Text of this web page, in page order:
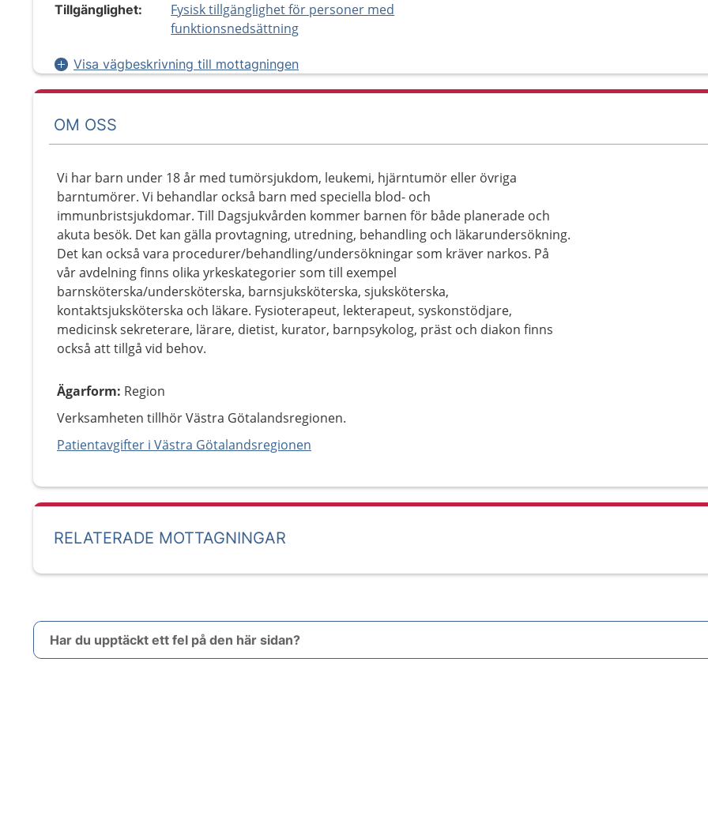
Tillgänglighet:
Fysisk tillgänglighet för personer med
funktionsnedsättning
Visa vägbeskrivning till mottagningen
OM OSS
Vi har barn under 18 år med tumörsjukdom, leukemi, hjärntumör eller övriga
barntumörer. Vi behandlar också barn med speciella blod- och
immunbristsjukdomar. Till Dagsjukvården kommer barnen för både planerade och
akuta besök. Det kan gälla provtagning, utredning, behandling och läkarundersökning.
Det kan också vara procedurer/behandling/undersökningar som kräver narkos. På
vår avdelning finns olika yrkeskategorier som till exempel
barnsköterska/undersköterska, barnsjuksköterska, sjuksköterska,
kontaktsjuksköterska och läkare. Fysioterapeut, lekterapeut, syskonstödjare,
medicinsk sekreterare, lärare, dietist, kurator, barnpsykolog, präst och diakon finns
också att tillgå vid behov.
Ägarform: Region
Verksamheten tillhör Västra Götalandsregionen.
Patientavgifter i Västra Götalandsregionen
RELATERADE MOTTAGNINGAR
Har du upptäckt ett fel på den här sidan?